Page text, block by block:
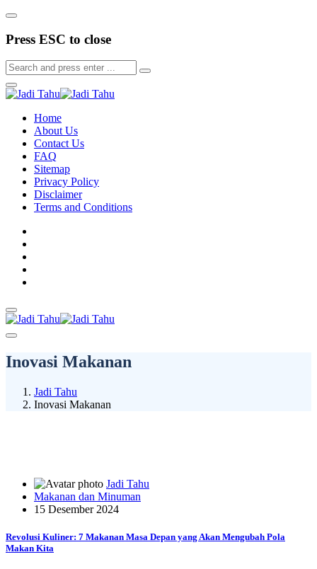
Press ESC to close
Home
About Us
Contact Us
FAQ
Sitemap
Privacy Policy
Disclaimer
Terms and Conditions
Inovasi Makanan
Jadi Tahu
Inovasi Makanan
Jadi Tahu
Makanan dan Minuman
15 Desember 2024
Revolusi Kuliner: 7 Makanan Masa Depan yang Akan Mengubah Pola
Makan Kita